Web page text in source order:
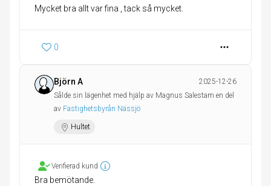
Mycket bra allt var fina , tack så mycket.
0
Björn A
2025-12-26
Sålde sin lägenhet med hjälp av Magnus Salestam en del
av Fastighetsbyrån Nässjö
Hultet
Verifierad kund
Bra bemötande.